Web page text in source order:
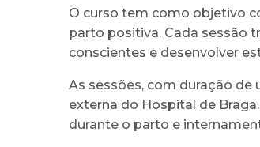
O curso tem como objetivo
parto positiva. Cada sessão
conscientes e desenvolver
As sessões, com duração de
externa do Hospital de
durante o parto e